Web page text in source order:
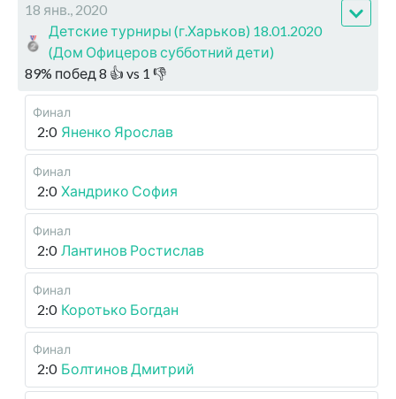
18 янв., 2020
Детские турниры (г.Харьков) 18.01.2020
(Дом Офицеров субботний дети)
89% побед 8 👍 vs 1 👎
Финал
2:0 Яненко Ярослав
Финал
2:0 Хандрико София
Финал
2:0 Лантинов Ростислав
Финал
2:0 Коротько Богдан
Финал
2:0 Болтинов Дмитрий